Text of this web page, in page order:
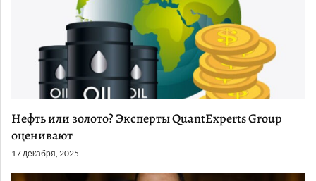
Нефть или золото? Эксперты QuantExperts Group
оценивают
17 декабря, 2025